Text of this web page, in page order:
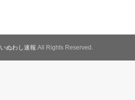
いぬわし速報 .All Rights Reserved.